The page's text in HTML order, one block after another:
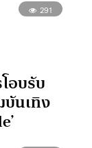
291
อบรับ
บันเทิง